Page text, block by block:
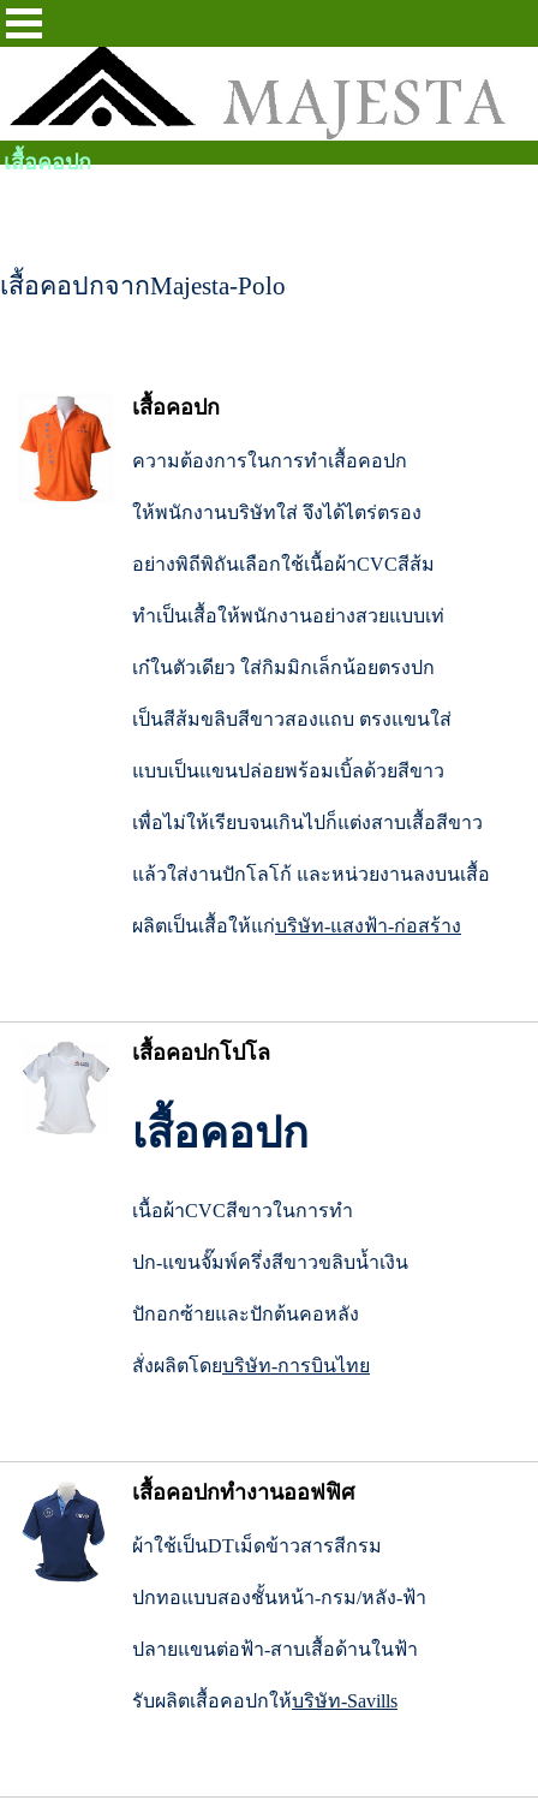
เสื้อคอปก
เสื้อคอปกจากMajesta-Polo
เสื้อคอปก
ความต้องการในการทำเสื้อคอปก
ให้พนักงานบริษัทใส่ จึงได้ไตร่ตรอง
อย่างพิถีพิถันเลือกใช้เนื้อผ้าCVCสีส้ม
ทำเป็นเสื้อให้พนักงานอย่างสวยแบบเท่
เก๋ในตัวเดียว ใส่กิมมิกเล็กน้อยตรงปก
เป็นสีส้มขลิบสีขาวสองแถบ ตรงแขนใส่
แบบเป็นแขนปล่อยพร้อมเบิ้ลด้วยสีขาว
เพื่อไม่ให้เรียบจนเกินไปก็แต่งสาบเสื้อสีขาว
แล้วใส่งานปักโลโก้ และหน่วยงานลงบนเสื้อ
ผลิตเป็นเสื้อให้แก่บริษัท-แสงฟ้า-ก่อสร้าง
เสื้อคอปกโปโล
เสื้อคอปก
เนื้อผ้าCVCสีขาวในการทำ
ปก-แขนจั๊มพ์ครึ่งสีขาวขลิบน้ำเงิน
ปักอกซ้ายและปักต้นคอหลัง
สั่งผลิตโดยบริษัท-การบินไทย
เสื้อคอปกทำงานออฟฟิศ
ผ้าใช้เป็นDTเม็ดข้าวสารสีกรม
ปกทอแบบสองชั้นหน้า-กรม/หลัง-ฟ้า
ปลายแขนต่อฟ้า-สาบเสื้อด้านในฟ้า
รับผลิตเสื้อคอปกให้บริษัท-Savills